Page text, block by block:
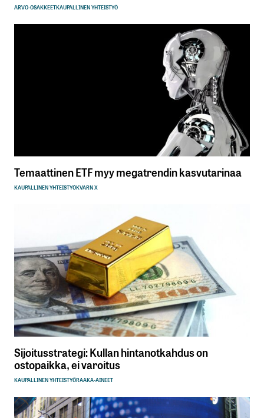
ARVO-OSAKKEETKAUPALLINEN YHTEISTYÖ
Temaattinen ETF myy megatrendin kasvutarinaa
KAUPALLINEN YHTEISTYÖKVARN X
Sijoitusstrategi: Kullan hintanotkahdus on
ostopaikka, ei varoitus
KAUPALLINEN YHTEISTYÖRAAKA-AINEET